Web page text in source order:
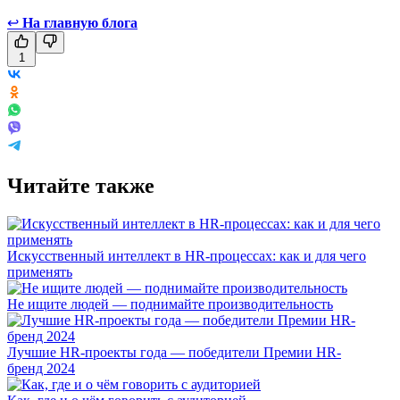
↩ На главную блога
1
Читайте также
Искусственный интеллект в HR-процессах: как и для чего
применять
Не ищите людей — поднимайте производительность
Лучшие HR-проекты года — победители Премии HR-
бренд 2024